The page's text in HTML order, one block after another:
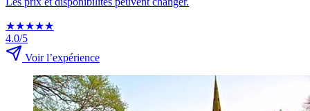
★★★★★
4.0/5
Voir l’expérience